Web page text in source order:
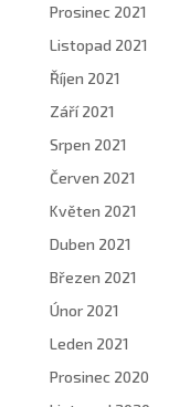
Prosinec 2021
Listopad 2021
Říjen 2021
Září 2021
Srpen 2021
Červen 2021
Květen 2021
Duben 2021
Březen 2021
Únor 2021
Leden 2021
Prosinec 2020